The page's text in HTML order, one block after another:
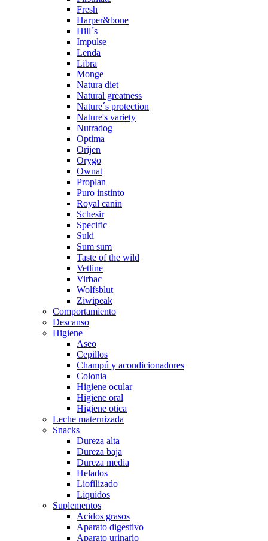
Fresh
Harper&bone
Hill´s
Impulse
Lenda
Libra
Monge
Natura diet
Natural greatness
Nature´s protection
Nature's variety
Nutradog
Optima
Orijen
Orygo
Ownat
Proplan
Puro instinto
Royal canin
Schesir
Specific
Suki
Sum sum
Taste of the wild
Vetline
Virbac
Wolfsblut
Ziwipeak
Comportamiento
Descanso
Higiene
Aseo
Cepillos
Champú y acondicionadores
Colonia
Higiene ocular
Higiene oral
Higiene otica
Leche maternizada
Snacks
Dureza alta
Dureza baja
Dureza media
Helados
Liofilizado
Liquidos
Suplementos
Acidos grasos
Aparato digestivo
Aparato urinario